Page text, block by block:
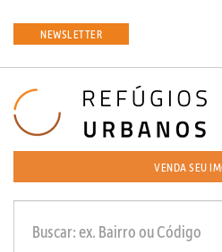
NEWSLETTER
VENDA SEU